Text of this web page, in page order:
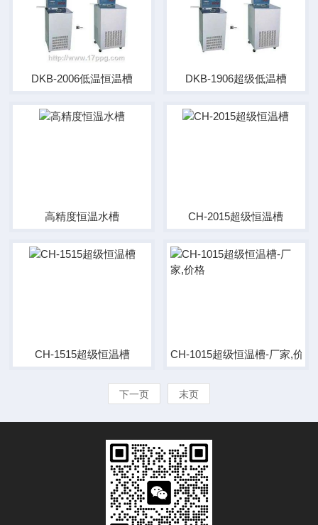
DKB-2006低温恒温槽 DKB-1906超级低温槽
高精度恒温水槽 CH-2015超级恒温槽
CH-1515超级恒温槽 CH-1015超级恒温槽-厂家,价格
下一页 末页